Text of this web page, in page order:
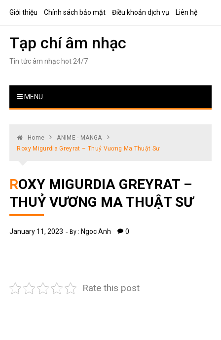
Giới thiệu Chính sách bảo mật Điều khoản dịch vụ Liên hệ
Tạp chí âm nhạc
Tin tức âm nhạc hot 24/7
MENU
Home
ANIME - MANGA
Roxy Migurdia Greyrat – Thuỷ Vương Ma Thuật Sư
ROXY MIGURDIA GREYRAT –
THUỶ VƯƠNG MA THUẬT SƯ
January 11, 2023 By : Ngoc Anh 0
Rate this post